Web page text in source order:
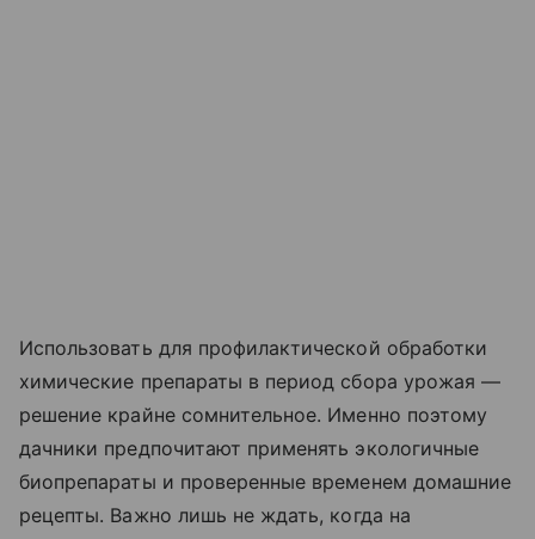
Использовать для профилактической обработки
химические препараты в период сбора урожая —
решение крайне сомнительное. Именно поэтому
дачники предпочитают применять экологичные
биопрепараты и проверенные временем домашние
рецепты. Важно лишь не ждать, когда на